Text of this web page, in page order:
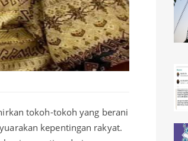
tokoh-tokoh yang berani
kepentingan rakyat.